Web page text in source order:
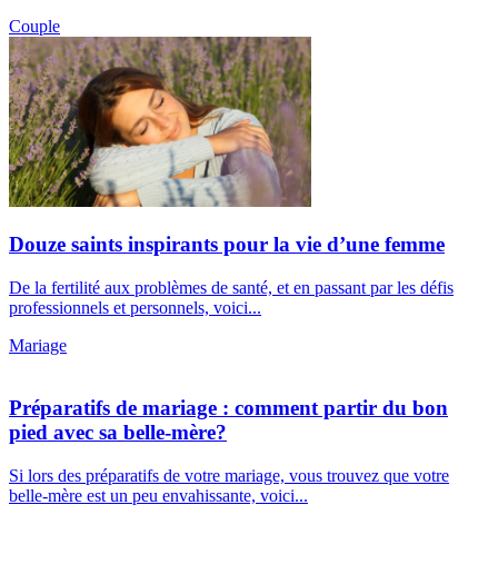
Couple
Douze saints inspirants pour la vie d’une femme
De la fertilité aux problèmes de santé, et en passant par les défis
professionnels et personnels, voici...
Mariage
Préparatifs de mariage : comment partir du bon
pied avec sa belle-mère?
Si lors des préparatifs de votre mariage, vous trouvez que votre
belle-mère est un peu envahissante, voici...